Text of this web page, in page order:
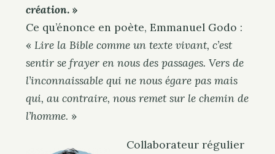
création. »
Ce qu’énonce en poète, Emmanuel Godo :
« Lire la Bible comme un texte vivant, c’est
sentir se frayer en nous des passages. Vers de
l’inconnaissable qui ne nous égare pas mais
qui, au contraire, nous remet sur le chemin de
l’homme. »
Collaborateur régulier